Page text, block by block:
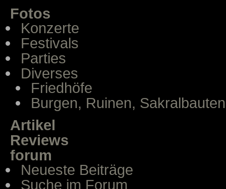
Fotos
Konzerte
Festivals
Parties
Diverses
Friedhöfe
Burgen, Ruinen, Sakralbauten
Artikel
Reviews
forum
Neueste Beiträge
Suche im Forum